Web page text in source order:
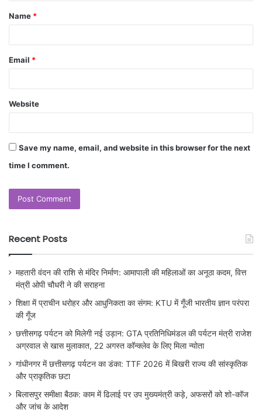
Name *
Email *
Website
Save my name, email, and website in this browser for the next
time I comment.
Recent Posts
महतारी वंदन की राशि से मंदिर निर्माण: आमापाली की महिलाओं का अनूठा कदम, वित्त
मंत्री ओपी चौधरी ने की सराहना
शिक्षा में प्राचीन धरोहर और आधुनिकता का संगम: KTU में गूँजी भारतीय ज्ञान परंपरा
की गूँज
छत्तीसगढ़ पर्यटन को मिलेगी नई उड़ान: GTA प्रतिनिधिमंडल की पर्यटन मंत्री राजेश
अग्रवाल से खास मुलाकात, 22 अगस्त कॉन्क्लेव के लिए मिला न्योता
गांधीनगर में छत्तीसगढ़ पर्यटन का डंका: TTF 2026 में बिखरी राज्य की सांस्कृतिक
और प्राकृतिक छटा
बिलासपुर समीक्षा बैठक: काम में ढिलाई पर उप मुख्यमंत्री कड़े, अफसरों को शो-कॉज
और जांच के आदेश